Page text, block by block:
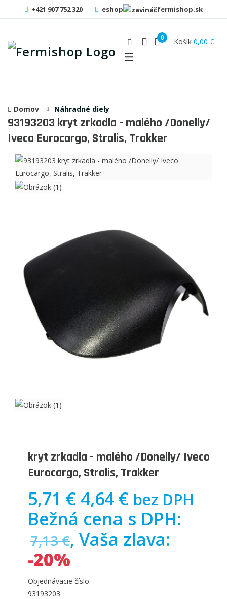
+421 907 752 320 eshop fermishop.sk
0 Košík 0,00 €
Domov Náhradné diely
93193203 kryt zrkadla - malého /Donelly/
Iveco Eurocargo, Stralis, Trakker
kryt zrkadla - malého /Donelly/ Iveco
Eurocargo, Stralis, Trakker
5,71 € 4,64 € bez DPH
Bežná cena s DPH:
7,13 €, Vaša zlava:
-20%
Objednávacie číslo:
93193203